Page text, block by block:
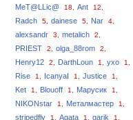
MeT@LLic@ 18, Ant 12,
Radch 5, dainese 5, Nar 4,
alexsandr 3, metalich 2,
PRIEST 2, olga_88rom 2,
Henry12 2, DarthLoun 1, yxo 1,
Rise 1, IcanyaI 1, Justice 1,
Ket 1, Blouoff 1, Марусик 1,
NIKONstar 1, Металмастер 1,
stripedfly 1, Agata 1, garik 1,